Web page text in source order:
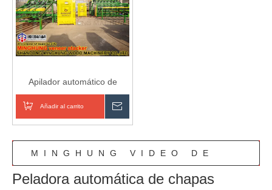
Apilador automático de
producción de chapa
Añadir al carrito
MINGHUNG VIDEO DE
LA LÍNEA DE
Peladora automática de chapas